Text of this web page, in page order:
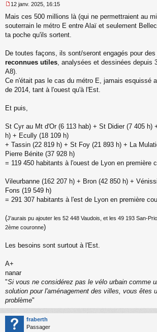
e
s
s
a
e
n
o
n
u
12 janv. 2025, 16:15
Mais ces 500 millions là (qui ne permettraient au
souterrain le métro E entre Alaï et seulement
ta poche qu'ils sortent.
De toutes façons, ils sont/seront engagés pour des
reconnues utiles, analysées et dessinées depuis
A8).
Ce n'était pas le cas du métro E, jamais esquissé
de 2014, tant à l'ouest qu'à l'Est.
Et puis,
St Cyr au Mt d'Or (6 113 hab) + St Didier (7 405 h)
h) + Ecully (18 109 h)
+ Tassin (22 819 h) + St Foy (21 893 h) + La
Pierre Bénite (37 928 h)
= 119 450 habitants à l'ouest de Lyon en première
Vileurbanne (162 207 h) + Bron (42 850 h) +
Fons (19 549 h)
= 291 307 habitants à l'est de Lyon en première
(J'aurais pu ajouter les 52 448 Vaudois, et les 49 193 San-
2ème couronne)
Les besoins sont surtout à l'Est.
A+
nanar
"Si vous ne considérez pas le vélo urbain comme
solution pour l'aménagement des villes, vous êtes
problème"
fraberth
Passager